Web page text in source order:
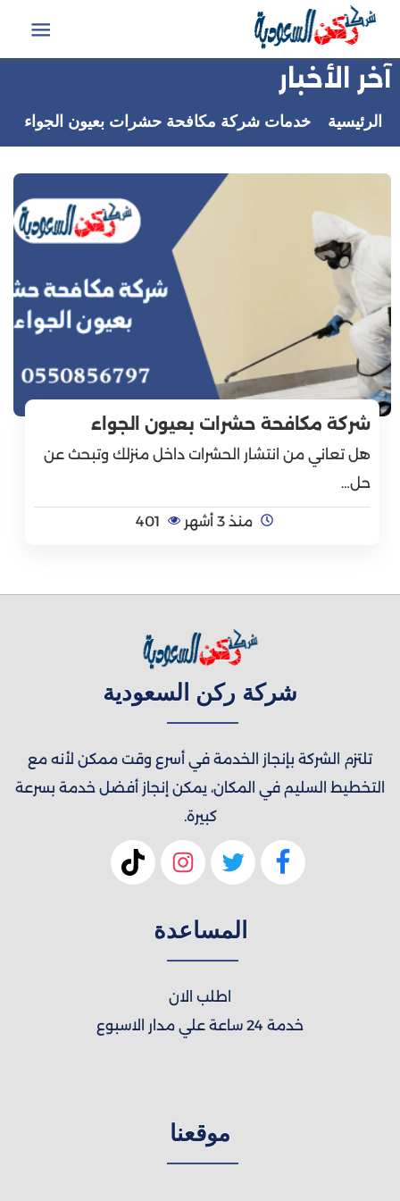
التجاوز
المحتوى
آخر الأخبار
الرئيسية خدمات شركة مكافحة حشرات بعيون الجواء
شركة مكافحة حشرات بعيون الجواء
هل تعاني من انتشار الحشرات داخل منزلك وتبحث عن
حل…
منذ 3 أشهر 401
شركة ركن السعودية
تلتزم الشركة بإنجاز الخدمة في أسرع وقت ممكن لأنه مع
التخطيط السليم في المكان، يمكن إنجاز أفضل خدمة بسرعة
كبيرة.
المساعدة
اطلب الان
خدمة 24 ساعة علي مدار الاسبوع
موقعنا